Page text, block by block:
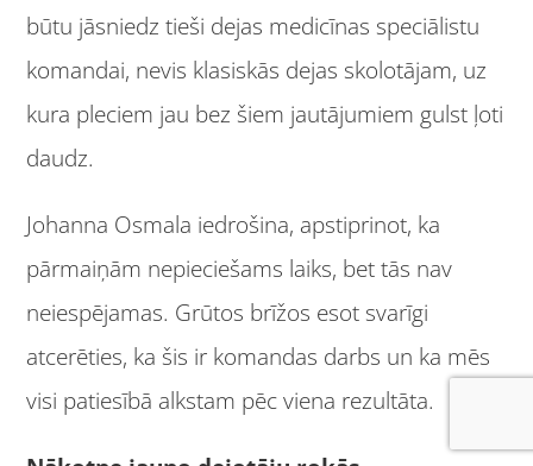
būtu jāsniedz tieši dejas medicīnas speciālistu
komandai, nevis klasiskās dejas skolotājam, uz
kura pleciem jau bez šiem jautājumiem gulst ļoti
daudz.
Johanna Osmala iedrošina, apstiprinot, ka
pārmaiņām nepieciešams laiks, bet tās nav
neiespējamas. Grūtos brīžos esot svarīgi
atcerēties, ka šis ir komandas darbs un ka mēs
visi patiesībā alkstam pēc viena rezultāta.